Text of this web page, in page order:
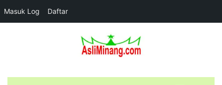
Masuk Log Daftar